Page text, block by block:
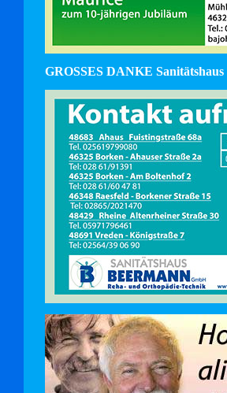
GROSSES DANKE